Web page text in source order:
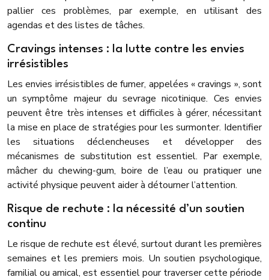
pallier ces problèmes, par exemple, en utilisant des
agendas et des listes de tâches.
Cravings intenses : la lutte contre les envies
irrésistibles
Les envies irrésistibles de fumer, appelées « cravings », sont
un symptôme majeur du sevrage nicotinique. Ces envies
peuvent être très intenses et difficiles à gérer, nécessitant
la mise en place de stratégies pour les surmonter. Identifier
les situations déclencheuses et développer des
mécanismes de substitution est essentiel. Par exemple,
mâcher du chewing-gum, boire de l’eau ou pratiquer une
activité physique peuvent aider à détourner l’attention.
Risque de rechute : la nécessité d’un soutien
continu
Le risque de rechute est élevé, surtout durant les premières
semaines et les premiers mois. Un soutien psychologique,
familial ou amical, est essentiel pour traverser cette période